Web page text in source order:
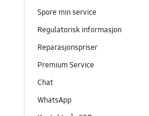
Spore min service
Regulatorisk informasjon
Reparasjonspriser
Premium Service
Chat
WhatsApp